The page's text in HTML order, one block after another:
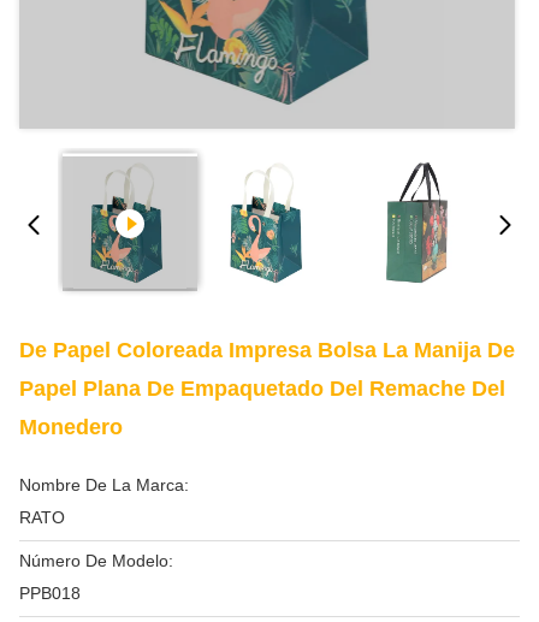
De Papel Coloreada Impresa Bolsa La Manija De
Papel Plana De Empaquetado Del Remache Del
Monedero
Nombre De La Marca:
RATO
Número De Modelo:
PPB018